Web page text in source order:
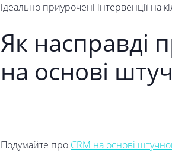
ідеально приурочені інтервенції на
Як насправді
на основі
Подумайте про CRM на основі